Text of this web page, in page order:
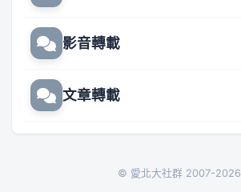
影音轉載
文章轉載
© 愛北大社群 2007-2026